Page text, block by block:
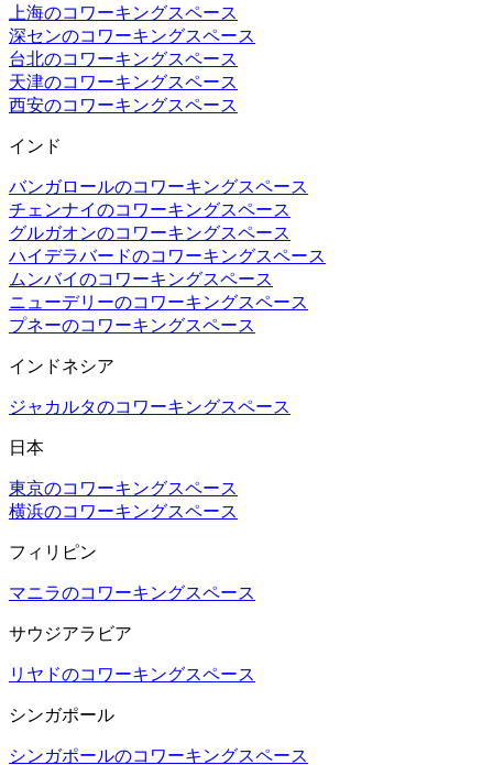
上海のコワーキングスペース
深センのコワーキングスペース
台北のコワーキングスペース
天津のコワーキングスペース
西安のコワーキングスペース
インド
バンガロールのコワーキングスペース
チェンナイのコワーキングスペース
グルガオンのコワーキングスペース
ハイデラバードのコワーキングスペース
ムンバイのコワーキングスペース
ニューデリーのコワーキングスペース
プネーのコワーキングスペース
インドネシア
ジャカルタのコワーキングスペース
日本
東京のコワーキングスペース
横浜のコワーキングスペース
フィリピン
マニラのコワーキングスペース
サウジアラビア
リヤドのコワーキングスペース
シンガポール
シンガポールのコワーキングスペース